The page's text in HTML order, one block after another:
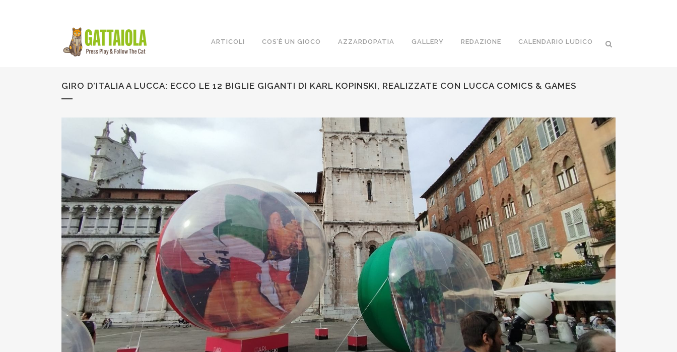
ARTICOLI COS’È UN GIOCO AZZARDOPATIA GALLERY REDAZIONE CALENDARIO LUDICO
GIRO D’ITALIA A LUCCA: ECCO LE 12 BIGLIE GIGANTI DI KARL KOPINSKI, REALIZZATE CON LUCCA COMICS & GAMES